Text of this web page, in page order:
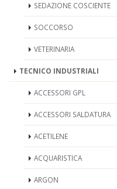
SEDAZIONE COSCIENTE
SOCCORSO
VETERINARIA
TECNICO INDUSTRIALI
ACCESSORI GPL
ACCESSORI SALDATURA
ACETILENE
ACQUARISTICA
ARGON